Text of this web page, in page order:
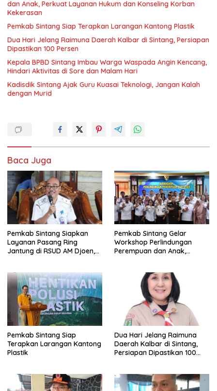
dan Anak, Perkuat Layanan Hukum dan Konseling Korban
Kekerasan
Pemkab Sintang Siap Terapkan Larangan Kantong Plastik
Dua Hari Jelang Raimuna Daerah Kalbar di Sintang, Persiapan
Dipastikan 100 Persen
Kepala BPBD Sintang Imbau Warga Waspada Angin Kencang,
Hindari Aktivitas di Sore dan Malam Hari
Kadisdik Sintang Ajak Guru Kuasai Teknologi, Jangan Kalah
dengan Murid
Baca Juga
Pemkab Sintang Siapkan
Layanan Pasang Ring
Jantung di RSUD AM Djoen,
Pemkab Sintang Gelar
Workshop Perlindungan
Perempuan dan Anak,
Pemkab Sintang Siap
Terapkan Larangan Kantong
Plastik
Dua Hari Jelang Raimuna
Daerah Kalbar di Sintang,
Persiapan Dipastikan 100